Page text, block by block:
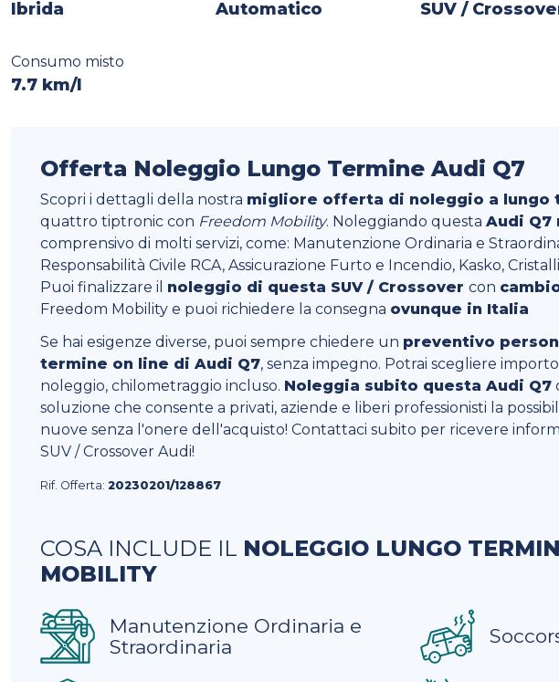
Ibrida Automatico SUV /
Consumo misto
7.7 km/l
Offerta Noleggio Lungo Termine Audi Q7
Scopri i dettagli della nostra migliore offerta di noleggio a lungo
quattro tiptronic con Freedom Mobility. Noleggiando questa Audi Q7
comprensivo di molti servizi, come: Manutenzione Ordinaria e
Responsabilità Civile RCA, Assicurazione Furto e Incendio, Kasko,
Puoi finalizzare il noleggio di questa SUV / Crossover con
Freedom Mobility e puoi richiedere la consegna ovunque in Italia
Se hai esigenze diverse, puoi sempre chiedere un preventivo
termine on line di Audi Q7, senza impegno. Potrai scegliere
noleggio, chilometraggio incluso. Noleggia subito questa Audi Q7
soluzione che consente a privati, aziende e liberi professionisti la
nuove senza l'onere dell'acquisto! Contattaci subito per ricevere
SUV / Crossover Audi!
Rif. Offerta: 20230201/128867
COSA INCLUDE IL NOLEGGIO LUNGO
MOBILITY
Manutenzione Ordinaria e
Straordinaria